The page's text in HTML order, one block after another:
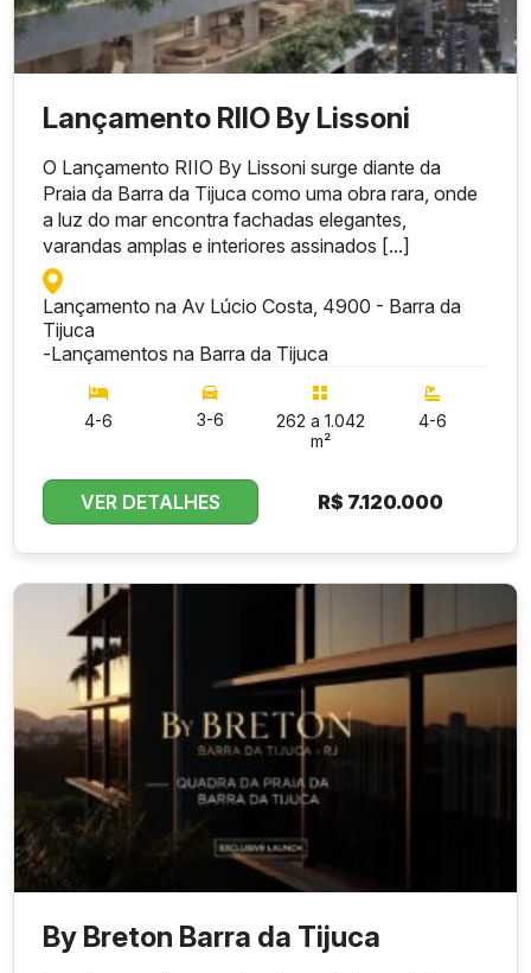
Lançamento RIIO By Lissoni
O Lançamento RIIO By Lissoni surge diante da
Praia da Barra da Tijuca como uma obra rara, onde
a luz do mar encontra fachadas elegantes,
varandas amplas e interiores assinados [...]
Lançamento na Av Lúcio Costa, 4900 - Barra da
Tijuca
-Lançamentos na Barra da Tijuca
4-6 3-6
262 a 1.042
m²
4-6
VER DETALHES R$ 7.120.000
By Breton Barra da Tijuca